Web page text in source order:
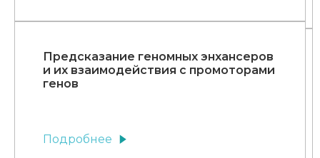
Предсказание геномных энхансеров
и их взаимодействия с промоторами
генов
Подробнее